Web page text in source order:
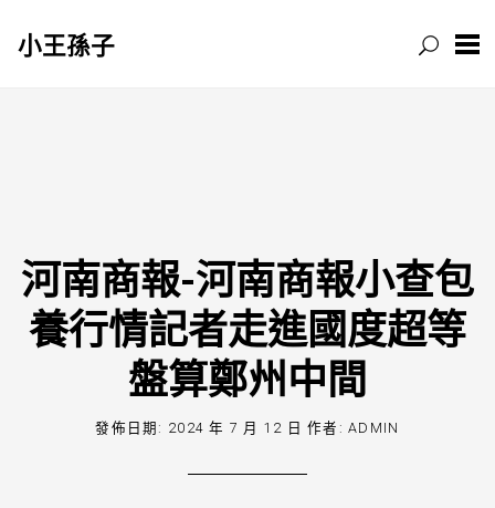
小王孫子
河南商報-河南商報小查包
養行情記者走進國度超等
盤算鄭州中間
發佈日期: 2024 年 7 月 12 日 作者:ADMIN